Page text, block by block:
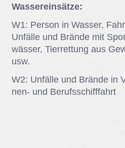
Wassereinsätze:
W1: Per­son in Was­ser,
Un­fäl­le und Brän­de mit
wäs­ser, Tier­ret­tung aus
usw.
W2: Un­fäl­le und Brän­de in
nen- und Be­rufs­schiff­fahrt